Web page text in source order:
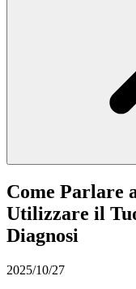
Come Parlare
Utilizzare il
Diagnosi
2025/10/27